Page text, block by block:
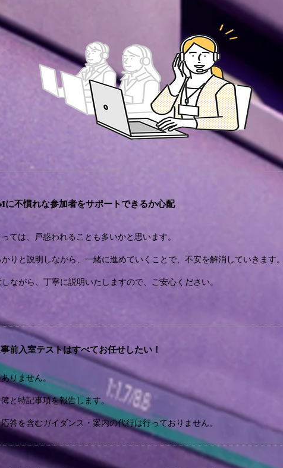
に不慣れな参加者をサポートできるか心配
ては、戸惑われることも多いかと思います。
りと説明しながら、一緒に進めていくことで、不安を解消していきます
ながら、丁寧に説明いたしますので、ご安心ください。
前入室テストはすべてお任せしたい！
りません。
と特記事項を報告します。
答を含むガイダンス・案内の代行は行っておりません。